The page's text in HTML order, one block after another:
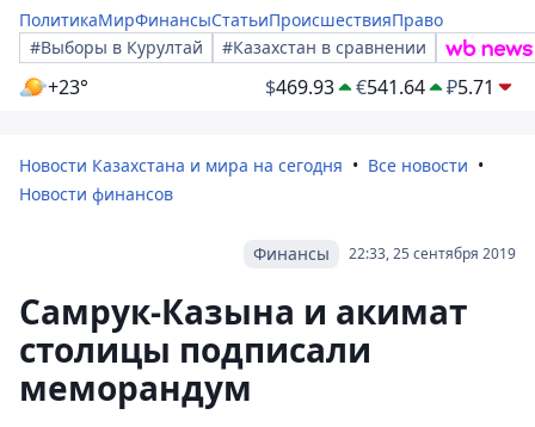
ПолитикаМирФинансыСтатьиПроисшествияПраво
#Выборы в Курултай
#Казахстан в сравнении
+23° $469.93 €541.64 ₽5.71
Новости Казахстана и мира на сегодня
Все новости
Новости финансов
22:33, 25 сентября 2019
Финансы
Самрук-Казына и акимат
столицы подписали
меморандум